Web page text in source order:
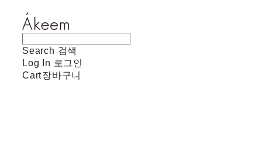
Search 검색
Log In 로그인
Cart장바구니